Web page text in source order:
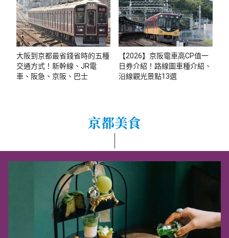
大阪到京都最省錢省時的五種
交通方式！新幹線、JR電
車、阪急、京阪、巴士
【2026】京阪電車高CP值一
日券介紹！路線圖車種介紹、
沿線觀光景點13選
京都美食